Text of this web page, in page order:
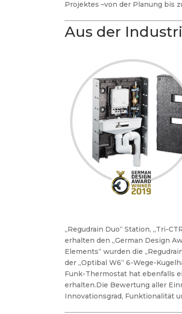
Projektes –von der Planung bis
Aus der
„Regudrain Duo“ Station, „Tri-
erhalten den „German Design
Elements“ wurden die
der „Optibal W6“ 6-Wege-
Funk-Thermostat hat ebenfalls
erhalten.Die Bewertung aller
Innovationsgrad, Funktionalität